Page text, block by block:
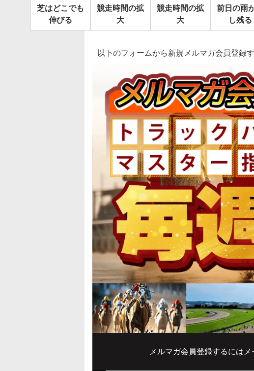
芝はどこでも
伸びる
競走時間の拡
大
競走時間の拡
大
前日の雨
し残る
以下のフォームから新規メルマガ会員登録
メルマガ会員登録するにはメ